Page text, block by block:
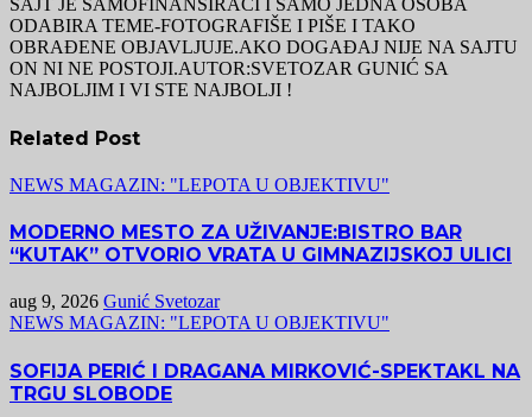
SAJT JE SAMOFINANSIRAĆI I SAMO JEDNA OSOBA
ODABIRA TEME-FOTOGRAFIŠE I PIŠE I TAKO
OBRAĐENE OBJAVLJUJE.AKO DOGAĐAJ NIJE NA SAJTU
ON NI NE POSTOJI.AUTOR:SVETOZAR GUNIĆ SA
NAJBOLJIM I VI STE NAJBOLJI !
Related Post
NEWS MAGAZIN: "LEPOTA U OBJEKTIVU"
MODERNO MESTO ZA UŽIVANJE:BISTRO BAR
“KUTAK” OTVORIO VRATA U GIMNAZIJSKOJ ULICI
aug 9, 2026 Gunić Svetozar
NEWS MAGAZIN: "LEPOTA U OBJEKTIVU"
SOFIJA PERIĆ I DRAGANA MIRKOVIĆ-SPEKTAKL NA
TRGU SLOBODE